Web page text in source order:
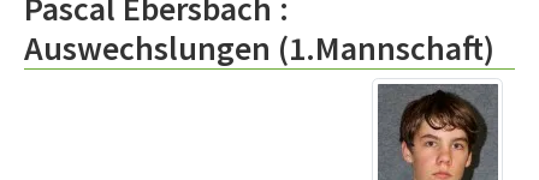
Auswechslungen (1.Mannschaft)